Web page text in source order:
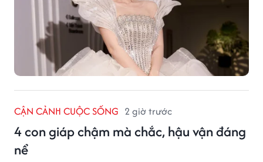
CẬN CẢNH CUỘC SỐNG 2 giờ trước
4 con giáp chậm mà chắc, hậu vận đáng
nể